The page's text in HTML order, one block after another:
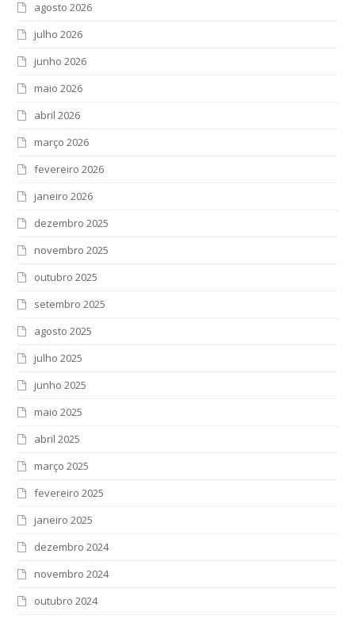
agosto 2026
julho 2026
junho 2026
maio 2026
abril 2026
março 2026
fevereiro 2026
janeiro 2026
dezembro 2025
novembro 2025
outubro 2025
setembro 2025
agosto 2025
julho 2025
junho 2025
maio 2025
abril 2025
março 2025
fevereiro 2025
janeiro 2025
dezembro 2024
novembro 2024
outubro 2024